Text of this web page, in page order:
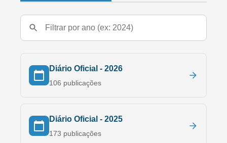
Diário Oficial - 2026
106 publicações
Diário Oficial - 2025
173 publicações